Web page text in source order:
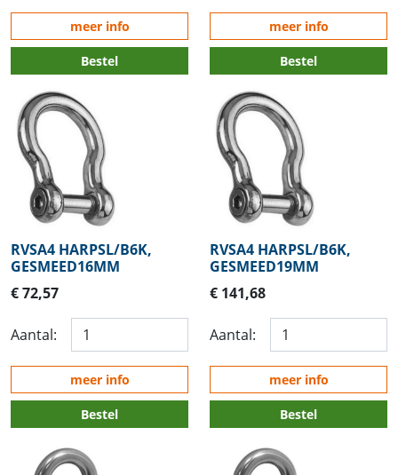
meer info
Bestel
meer info
Bestel
RVSA4 HARPSL/B6K,
GESMEED16MM
€ 72,57
Aantal:
meer info
Bestel
RVSA4 HARPSL/B6K,
GESMEED19MM
€ 141,68
Aantal:
meer info
Bestel